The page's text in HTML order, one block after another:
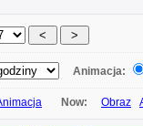
Animacja:
Now: Obraz